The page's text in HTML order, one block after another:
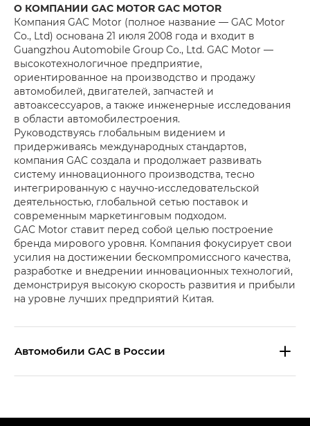
О КОМПАНИИ GAC MOTOR GAC MOTOR
Компания GAC Motor (полное название — GAC Motor
Co., Ltd) основана 21 июля 2008 года и входит в
Guangzhou Automobile Group Co., Ltd. GAC Motor —
высокотехнологичное предприятие,
ориентированное на производство и продажу
автомобилей, двигателей, запчастей и
автоаксессуаров, а также инженерные исследования
в области автомобилестроения.
Руководствуясь глобальным видением и
придерживаясь международных стандартов,
компания GAC создала и продолжает развивать
систему инновационного производства, тесно
интегрированную с научно-исследовательской
деятельностью, глобальной сетью поставок и
современным маркетинговым подходом.
GAC Motor ставит перед собой целью построение
бренда мирового уровня. Компания фокусирует свои
усилия на достижении бескомпромиссного качества,
разработке и внедрении инновационных технологий,
демонстрируя высокую скорость развития и прибыли
на уровне лучших предприятий Китая.
Aвтомобили GAC в России
Эс Икс ПРЕМИУМ — SX PREMIUM